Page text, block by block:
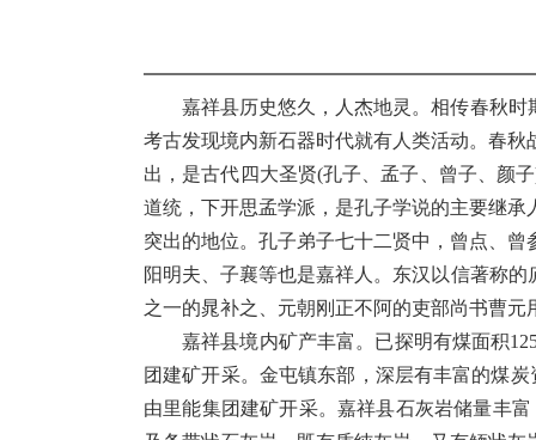
嘉祥县历史悠久，人杰地灵。相传春秋
考古发现境内新石器时代就有人类活动。春
出，是古代四大圣贤(孔子、孟子、曾子、颜
道统，下开思孟学派，是孔子学说的主要继
突出的地位。孔子弟子七十二贤中，曾点、
阳明夫、子襄等也是嘉祥人。东汉以信著称
之一的晁补之、元朝刚正不阿的吏部尚书曹
嘉祥县境内矿产丰富。已探明有煤面积
团建矿开采。金屯镇东部，深层有丰富的煤
由里能集团建矿开采。嘉祥县石灰岩储量丰